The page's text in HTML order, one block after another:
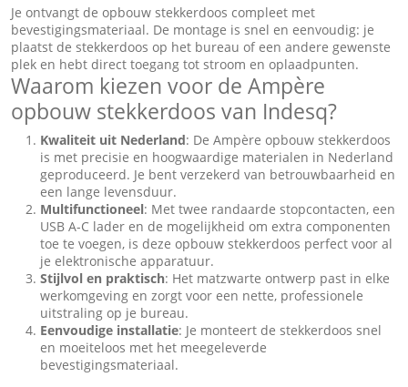
Je ontvangt de opbouw stekkerdoos compleet met
bevestigingsmateriaal. De montage is snel en eenvoudig: je
plaatst de stekkerdoos op het bureau of een andere gewenste
plek en hebt direct toegang tot stroom en oplaadpunten.
Waarom kiezen voor de Ampère
opbouw stekkerdoos van Indesq?
Kwaliteit uit Nederland: De Ampère opbouw stekkerdoos
is met precisie en hoogwaardige materialen in Nederland
geproduceerd. Je bent verzekerd van betrouwbaarheid en
een lange levensduur.
Multifunctioneel: Met twee randaarde stopcontacten, een
USB A-C lader en de mogelijkheid om extra componenten
toe te voegen, is deze opbouw stekkerdoos perfect voor al
je elektronische apparatuur.
Stijlvol en praktisch: Het matzwarte ontwerp past in elke
werkomgeving en zorgt voor een nette, professionele
uitstraling op je bureau.
Eenvoudige installatie: Je monteert de stekkerdoos snel
en moeiteloos met het meegeleverde
bevestigingsmateriaal.